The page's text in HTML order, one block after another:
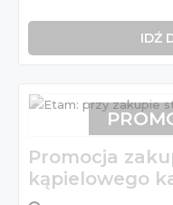
IDŹ
Promocja
kąpielowego